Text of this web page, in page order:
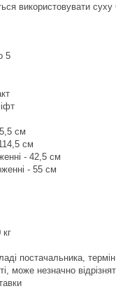
використовувати суху
5
см
см
- 42,5 см
- 55 см
постачальника,
може незначно